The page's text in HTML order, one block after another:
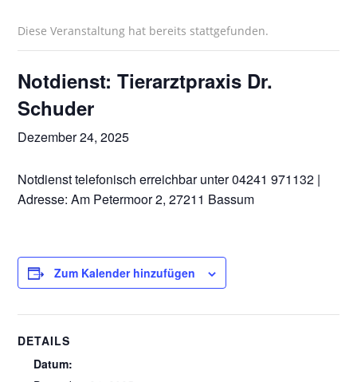
Diese Veranstaltung hat bereits stattgefunden.
Notdienst: Tierarztpraxis Dr.
Schuder
Dezember 24, 2025
Notdienst telefonisch erreichbar unter 04241 971132 |
Adresse: Am Petermoor 2, 27211 Bassum
Zum Kalender hinzufügen
DETAILS
Datum: